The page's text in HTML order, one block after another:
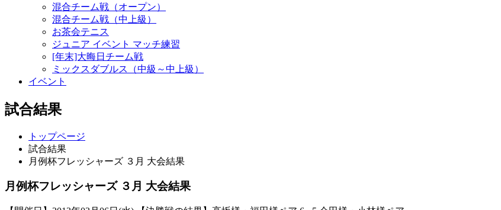
混合チーム戦（オープン）
混合チーム戦（中上級）
お茶会テニス
ジュニア イベント マッチ練習
[年末]大晦日チーム戦
ミックスダブルス（中級～中上級）
イベント
試合結果
トップページ
試合結果
月例杯フレッシャーズ ３月 大会結果
月例杯フレッシャーズ ３月 大会結果